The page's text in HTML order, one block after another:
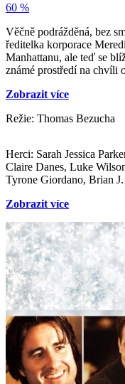
60 %
Věčně podrážděná, bez
ředitelka korporace
Manhattanu, ale teď se
známé prostředí na chvíli
najít společnou řeč s
nevraživosti, ovšem
dohromady díky své
Zobrazit více
Režie: Thomas Bezucha
Herci: Sarah Jessica Parker, Dermot Mulroney, Diane Keaton,
Claire Danes, Luke Wilson, Rachel McAdams, Craig T. Nelson,
Tyrone
Zobrazit více